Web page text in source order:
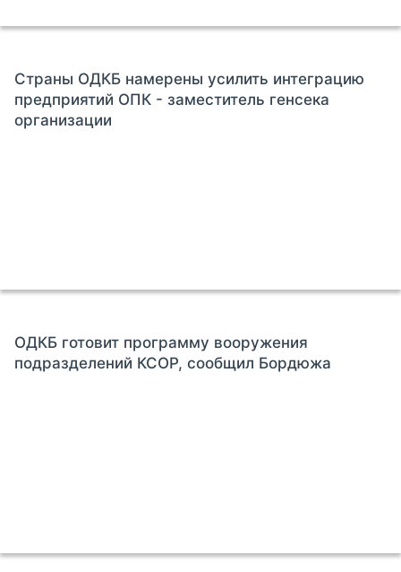
Страны ОДКБ намерены усилить интеграцию
предприятий ОПК - заместитель генсека
организации
ОДКБ готовит программу вооружения
подразделений КСОР, сообщил Бордюжа